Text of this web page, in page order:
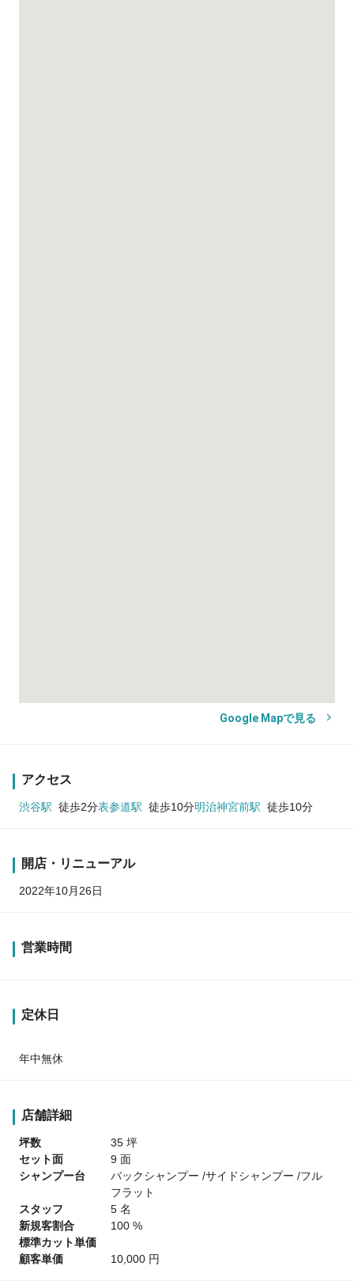
Google Mapで見る
アクセス
渋谷駅 徒歩2分表参道駅 徒歩10分明治神宮前駅 徒歩10分
開店・リニューアル
2022年10月26日
営業時間
定休日
年中無休
店舗詳細
坪数
35 坪
セット面
9 面
シャンプー台
バックシャンプー /サイドシャンプー /フル
フラット
スタッフ
5 名
新規客割合
100 %
標準カット単価
顧客単価
10,000 円